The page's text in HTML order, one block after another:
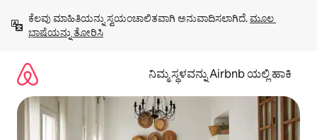
ಹೋಗಿ
ಕೆಲವು ಮಾಹಿತಿಯನ್ನು ಸ್ವಯಂಚಾಲಿತವಾಗಿ ಅನುವಾದಿಸಲಾಗಿದೆ. ಮೂಲ
ಭಾಷೆಯನ್ನು ತೋರಿಸಿ
ನಿಮ್ಮ ಸ್ಥಳವನ್ನು Airbnb ಯಲ್ಲಿ ಹಾಕಿ